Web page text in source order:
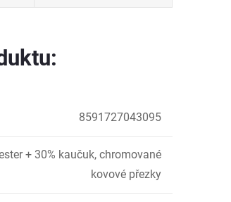
8591727043095
+ 30% kaučuk, chromované
kovové přezky